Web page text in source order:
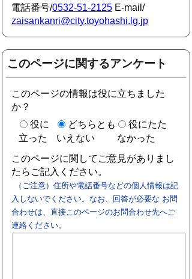
電話番号/0532-51-2125 E-mail/
zaisankanri@city.toyohashi.lg.jp
このページに関するアンケート
このページの情報は役に立ちました
か？
役に
立った
どちらとも
いえない
役にたた
なかった
このページに関してご意見がありまし
たらご記入ください。
（ご注意）住所や電話番号などの個人情報は記
入しないでください。なお、回答が必要な お問
合わせは、直接このページのお問合わせ先へご
連絡ください。